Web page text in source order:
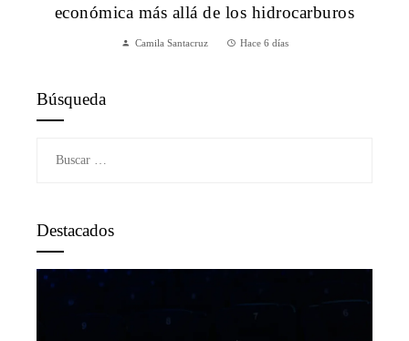
económica más allá de los hidrocarburos
Camila Santacruz Hace 6 días
Búsqueda
Destacados